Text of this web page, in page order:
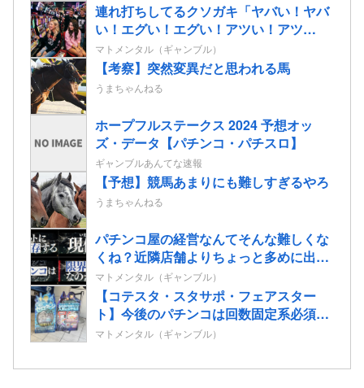
連れ打ちしてるクソガキ「ヤバい！ヤバ
い！エグい！エグい！アツい！アツ
い！」←語彙力無さすぎだろｗｗｗ
マトメンタル（ギャンブル）
【考察】突然変異だと思われる馬
うまちゃんねる
ホープフルステークス 2024 予想オッ
ズ・データ【パチンコ・パチスロ】
ギャンブルあんてな速報
【予想】競馬あまりにも難しすぎるやろ
うまちゃんねる
パチンコ屋の経営なんてそんな難しくな
くね？近隣店舗よりちょっと多めに出し
ておけば勝手に客が寄ってくるのに強欲
すぎて極限まで搾り取るから客が飛ぶん
だよ
マトメンタル（ギャンブル）
【コテスタ・スタサポ・フェアスター
ト】今後のパチンコは回数固定系必須で
いいよな。そして釘は完全に廃止するべ
マトメンタル（ギャンブル）